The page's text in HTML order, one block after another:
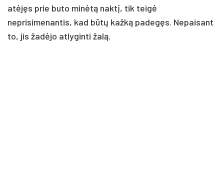
atėjęs prie buto minėtą naktį, tik teigė
neprisimenantis, kad būtų kažką padegęs. Nepaisant
to, jis žadėjo atlyginti žalą.